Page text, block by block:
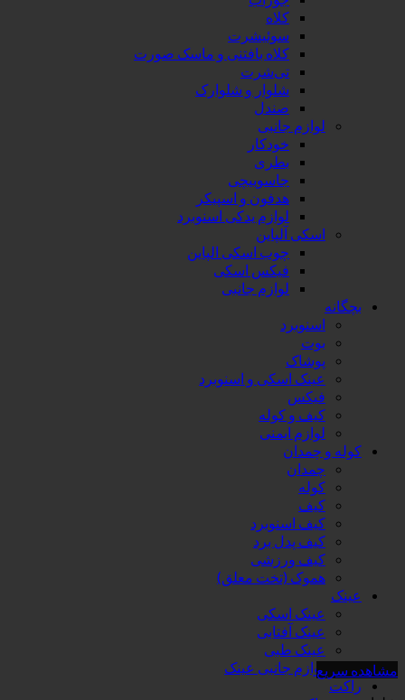
کلاه
سوئیشرت
کلاه بافتنی و ماسک صورت
تی‌شرت
شلوار و شلوارک
صندل
لوازم جانبی
خودکار
بطری
جاسوییچی
هدفون و اسپیکر
لوازم یدکی اسنوبرد
اسکی آلپاین
چوب اسکی الپاین
فیکس اسکی
لوازم جانبی
بچگانه
اسنوبرد
بوت
پوشاک
عینک اسکی و اسنوبرد
فیکس
کیف و کوله
لوازم ایمنی
کوله و چمدان
چمدان
کوله
کیف
کیف اسنوبرد
کیف پدل برد
کیف ورزشی
هموک (تخت معلق)
عینک
عینک اسکی
عینک آفتابی
عینک طبی
لوازم جانبی عینک
راکت
مشاهده سریع